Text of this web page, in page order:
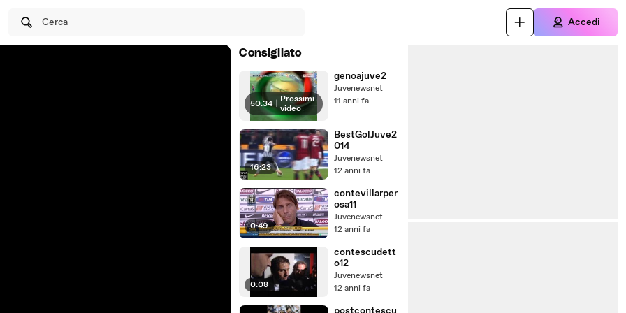
Cerca Accedi
Consigliato
50:34
Prossimi
video
genoajuve2
Juvenewsnet
11 anni fa
16:23
BestGolJuve2
014
Juvenewsnet
12 anni fa
0:49
contevillarper
osa11
Juvenewsnet
12 anni fa
0:08
contescudett
o12
Juvenewsnet
12 anni fa